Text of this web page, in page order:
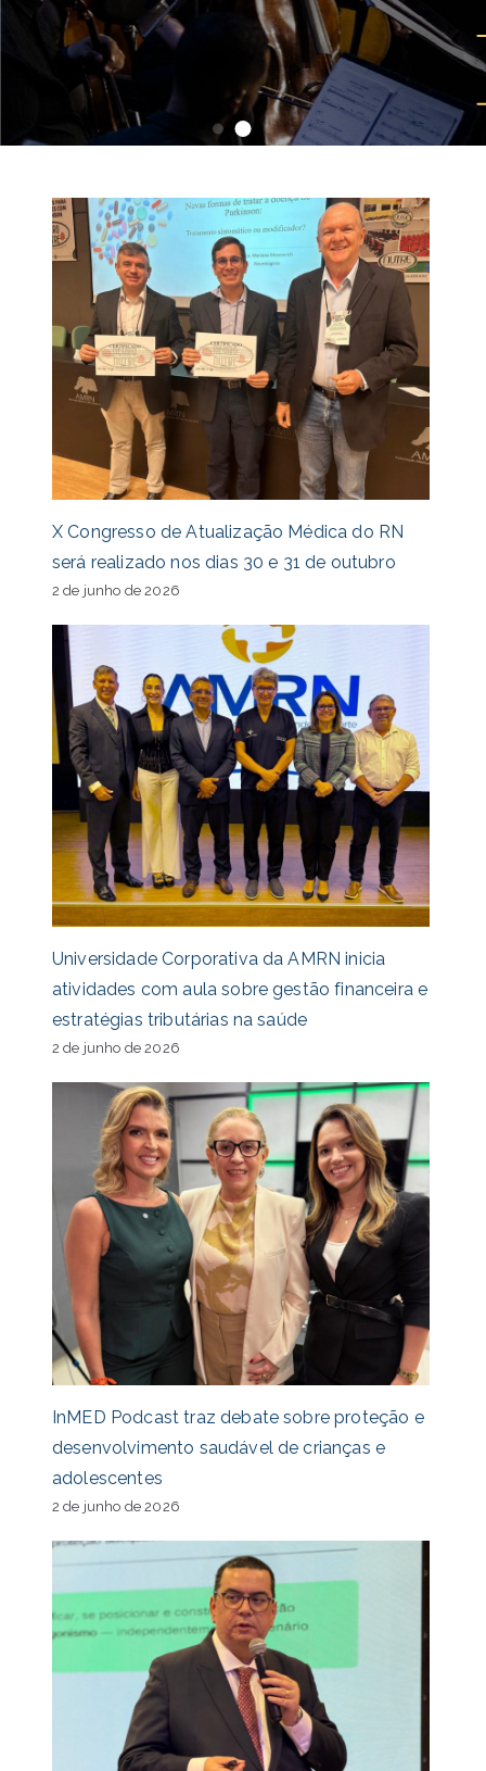
X Congresso de Atualização Médica do RN
será realizado nos dias 30 e 31 de outubro
2 de junho de 2026
Universidade Corporativa da AMRN inicia
atividades com aula sobre gestão financeira e
estratégias tributárias na saúde
2 de junho de 2026
InMED Podcast traz debate sobre proteção e
desenvolvimento saudável de crianças e
adolescentes
2 de junho de 2026